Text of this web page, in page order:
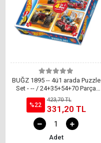
BUĞZ 1895 -- 4ü1 arada Puzzle
Set - -- / 24+35+54+70 Parça
Puzzle
%22
423,70 TL
331,20 TL
Adet